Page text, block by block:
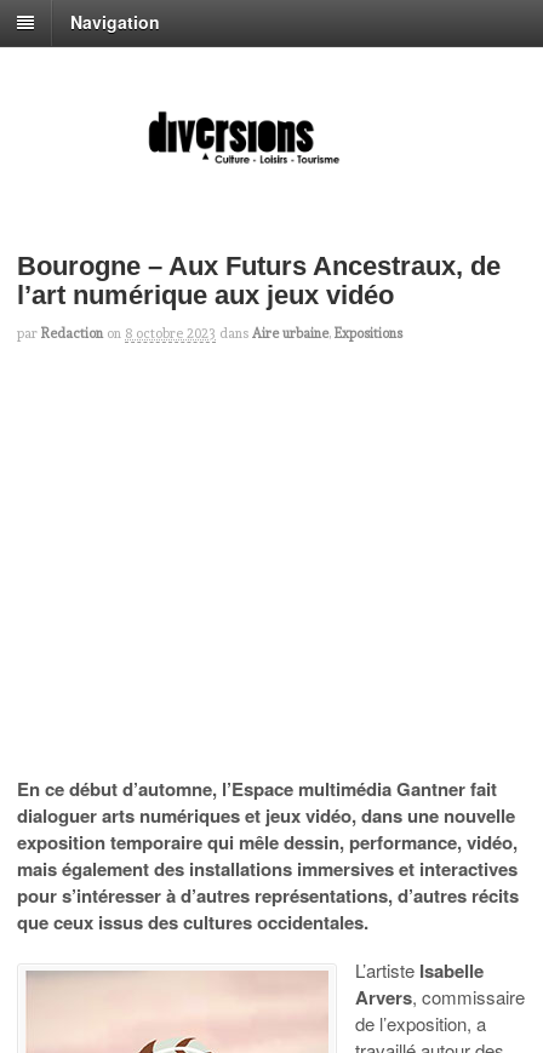
Navigation
Bourogne – Aux Futurs Ancestraux, de
l’art numérique aux jeux vidéo
par Redaction on 8 octobre 2023 dans Aire urbaine, Expositions
En ce début d’automne, l’Espace multimédia Gantner fait
dialoguer arts numériques et jeux vidéo, dans une nouvelle
exposition temporaire qui mêle dessin, performance, vidéo,
mais également des installations immersives et interactives
pour s’intéresser à d’autres représentations, d’autres récits
que ceux issus des cultures occidentales.
L’artiste Isabelle
Arvers, commissaire
de l’exposition, a